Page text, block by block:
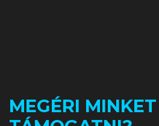
MEGÉRI MINKET